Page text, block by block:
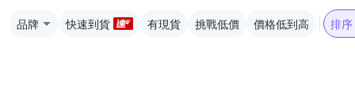
品牌 快速到貨 有現貨 挑戰低價 價格低到高 排序